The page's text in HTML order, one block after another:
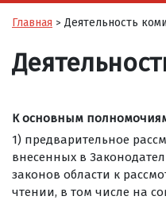
Главная > Деятельность
К основным полномочиям
1) предварительное
внесенных в
законов области к
чтении, в том числе на